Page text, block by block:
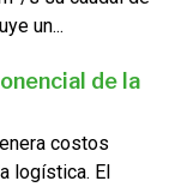
un...
de la
costos
logística. El